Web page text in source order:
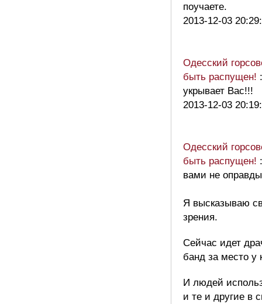
поучаете.
2013-12-03
Одесский
быть распущен!
укрывает Вас!!!
2013-12-03
Одесский
быть распущен!
вами не
Я высказываю
зрения.
Сейчас идет
банд за место у
И людей
и те и другие в